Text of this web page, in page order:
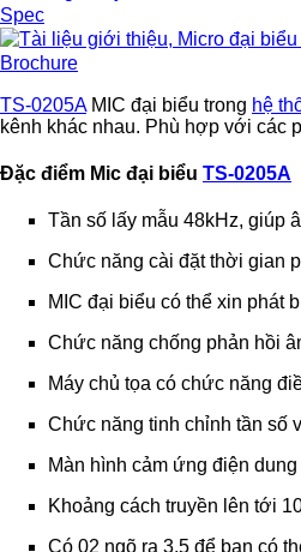
Spec
Brochure
TS-0205AMIC đại biểu trong hệ
kênh khác nhau. Phù hợp với các
Đặc điểm Mic đại biểu TS-0205A
Tần số lấy mẫu 48kHz, giúp
Chức năng cài đặt thời gian
MIC đại biểu có thể xin phát
Chức năng chống phản hồi
Máy chủ tọa có chức năng
Chức năng tinh chỉnh tần số
Màn hình cảm ứng điện
Khoảng cách truyền lên tới
Có 02 ngõ ra 3.5 để bạn có